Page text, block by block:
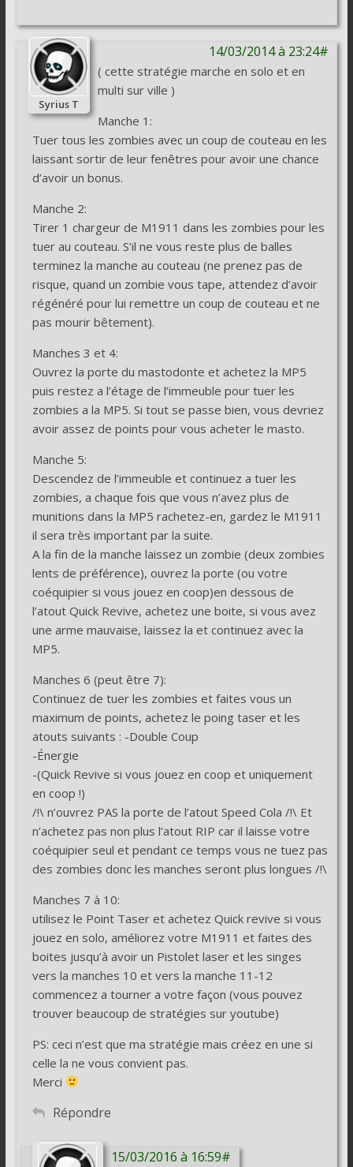
14/03/2014 à 23:24#
Syrius T
( cette stratégie marche en solo et en
multi sur ville )
Manche 1:
Tuer tous les zombies avec un coup de couteau en les
laissant sortir de leur fenêtres pour avoir une chance
d’avoir un bonus.
Manche 2:
Tirer 1 chargeur de M1911 dans les zombies pour les
tuer au couteau. S’il ne vous reste plus de balles
terminez la manche au couteau (ne prenez pas de
risque, quand un zombie vous tape, attendez d’avoir
régénéré pour lui remettre un coup de couteau et ne
pas mourir bêtement).
Manches 3 et 4:
Ouvrez la porte du mastodonte et achetez la MP5
puis restez a l’étage de l’immeuble pour tuer les
zombies a la MP5. Si tout se passe bien, vous devriez
avoir assez de points pour vous acheter le masto.
Manche 5:
Descendez de l’immeuble et continuez a tuer les
zombies, a chaque fois que vous n’avez plus de
munitions dans la MP5 rachetez-en, gardez le M1911
il sera très important par la suite.
A la fin de la manche laissez un zombie (deux zombies
lents de préférence), ouvrez la porte (ou votre
coéquipier si vous jouez en coop)en dessous de
l’atout Quick Revive, achetez une boite, si vous avez
une arme mauvaise, laissez la et continuez avec la
MP5.
Manches 6 (peut être 7):
Continuez de tuer les zombies et faites vous un
maximum de points, achetez le poing taser et les
atouts suivants : -Double Coup
-Énergie
-(Quick Revive si vous jouez en coop et uniquement
en coop !)
/!\ n’ouvrez PAS la porte de l’atout Speed Cola /!\ Et
n’achetez pas non plus l’atout RIP car il laisse votre
coéquipier seul et pendant ce temps vous ne tuez pas
des zombies donc les manches seront plus longues /!\
Manches 7 à 10:
utilisez le Point Taser et achetez Quick revive si vous
jouez en solo, améliorez votre M1911 et faites des
boites jusqu’à avoir un Pistolet laser et les singes
vers la manches 10 et vers la manche 11-12
commencez a tourner a votre façon (vous pouvez
trouver beaucoup de stratégies sur youtube)
PS: ceci n’est que ma stratégie mais créez en une si
celle la ne vous convient pas.
Merci
Répondre
15/03/2016 à 16:59#